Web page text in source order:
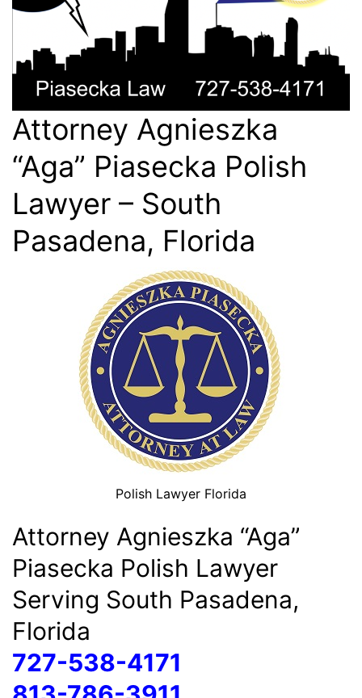
Attorney Agnieszka
“Aga” Piasecka Polish
Lawyer – South
Pasadena, Florida
Polish Lawyer Florida
Attorney Agnieszka “Aga”
Piasecka Polish Lawyer
Serving South Pasadena,
Florida
727-538-4171